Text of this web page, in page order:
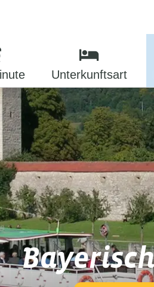
Unterkunftsart